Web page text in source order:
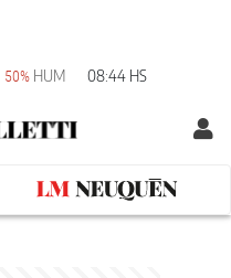
50% HUM 08:44 HS